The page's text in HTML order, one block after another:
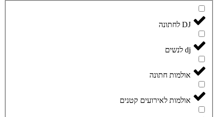
DJ לחתונה
dj לנשים
אולמות חתונה
אולמות לאירועים קטנים